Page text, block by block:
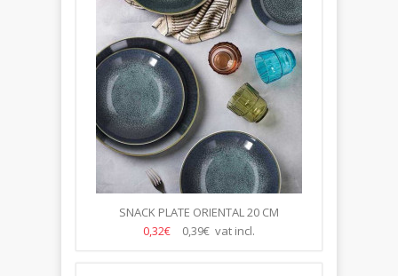
SNACK PLATE ORIENTAL 20 CM
0,32€
0,39€ vat incl.